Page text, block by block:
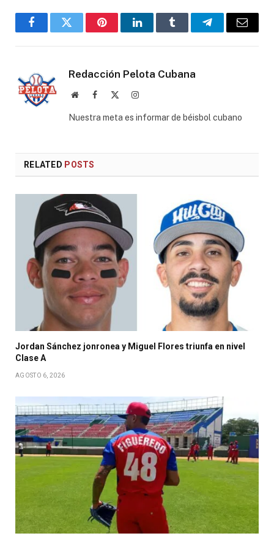
FacebookTwitter PinterestLinkedInTumblr TelegramEmail
Redacción Pelota Cubana
WebsiteFacebook Instagram
Nuestra meta es informar de béisbol cubano
RELATED POSTS
Jordan Sánchez jonronea y Miguel Flores triunfa en nivel
Clase A
AGOSTO 6, 2026